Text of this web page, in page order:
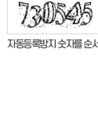
자동등록방지 숫자를 순